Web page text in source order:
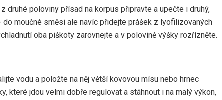
druhé poloviny přísad na korpus připravte a upečte i druhý,
moučné směsi ale navíc přidejte prášek z lyofilizovaných
oba piškoty zarovnejte a v polovině výšky rozřízněte.
vodu a položte na něj větší kovovou mísu nebo hrnec
které jdou velmi dobře regulovat a stáhnout i na malý výkon,